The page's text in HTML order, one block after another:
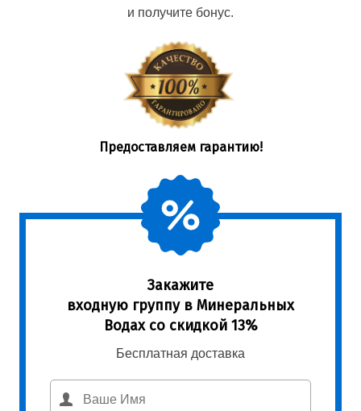
и получите бонус.
Предоставляем гарантию!
Закажите
входную группу в Минеральных
Водах со скидкой 13%
Бесплатная доставка